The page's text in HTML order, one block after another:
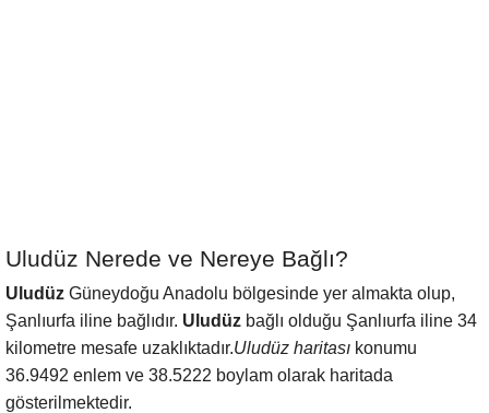
Uludüz Nerede ve Nereye Bağlı?
Uludüz Güneydoğu Anadolu bölgesinde yer almakta olup,
Şanlıurfa iline bağlıdır. Uludüz bağlı olduğu Şanlıurfa iline 34
kilometre mesafe uzaklıktadır.Uludüz haritası konumu
36.9492 enlem ve 38.5222 boylam olarak haritada
gösterilmektedir.